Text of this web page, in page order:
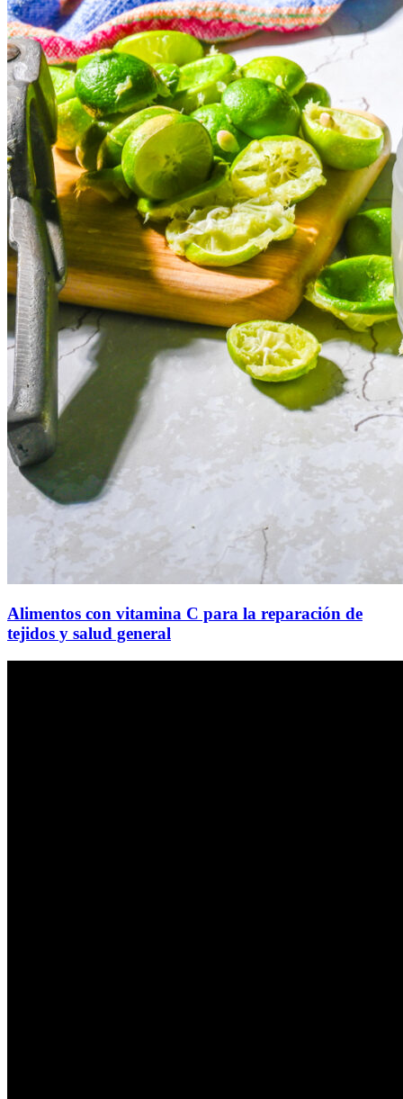
Alimentos con vitamina C para la reparación de
tejidos y salud general